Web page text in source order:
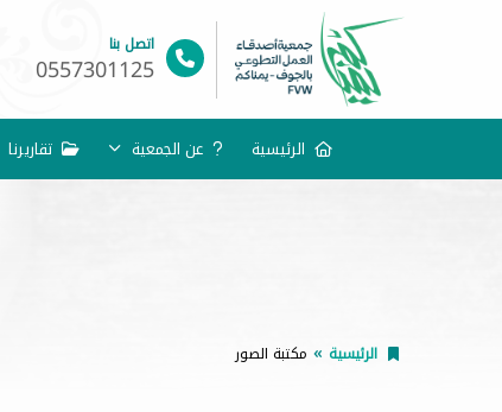
اتصل بنا
0557301125
الرئيسية عن الجمعية تقاريرنا
الرئيسية مكتبة الصور